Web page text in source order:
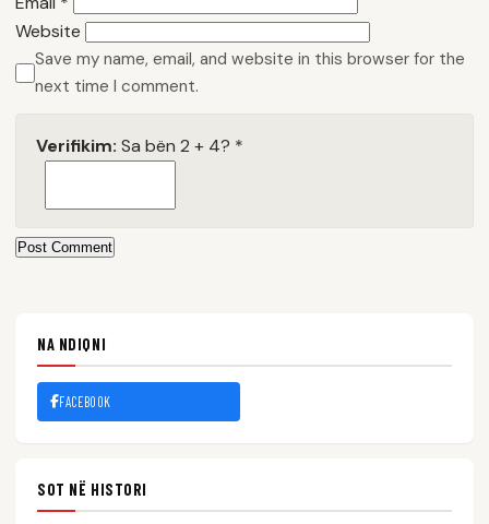
Website
Save my name, email, and website in this browser for the
next time I comment.
Verifikim: Sa bën 2 + 4? *
Post Comment
NA NDIQNI
FACEBOOK
SOT NË HISTORI